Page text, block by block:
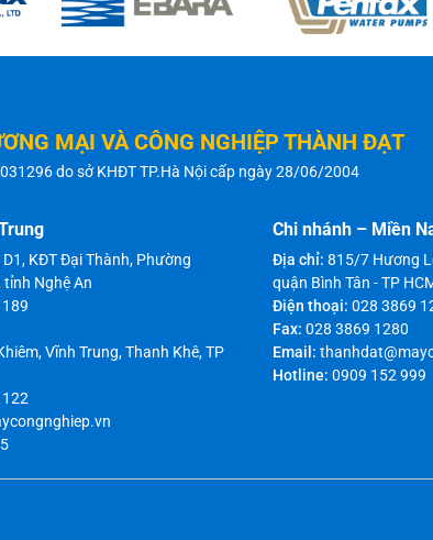
MẠI VÀ CÔNG NGHIỆP THÀNH ĐẠT
do sở KHĐT TP.Hà Nội cấp ngày 28/06/2004
KĐT Đại Thành, Phường
tỉnh Nghệ An
Vĩnh Trung, Thanh Khê, TP
Chi nhánh – Miền
Địa chỉ: 815/7 Hương
quận Bình Tân - TP
Điện thoại: 028 3869
Fax: 028 3869 1280
Email:
Hotline: 0909 152 999